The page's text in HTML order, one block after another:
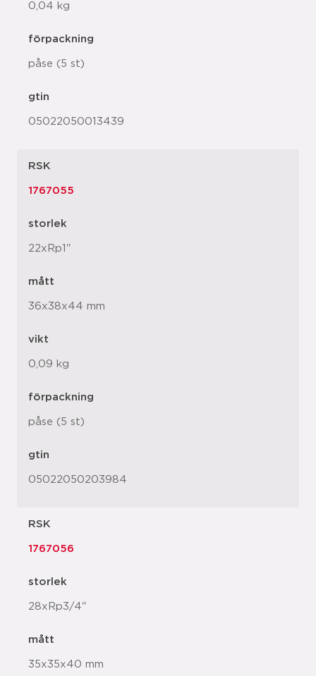
0,04 kg
förpackning
påse (5 st)
gtin
05022050013439
RSK
1767055
storlek
22xRp1"
mått
36x38x44 mm
vikt
0,09 kg
förpackning
påse (5 st)
gtin
05022050203984
RSK
1767056
storlek
28xRp3/4"
mått
35x35x40 mm